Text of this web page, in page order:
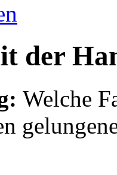
der
Welche